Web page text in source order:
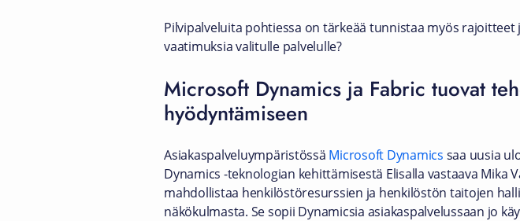
Pilvipalveluita pohtiessa on tärkeää tunnistaa myös
vaatimuksia valitulle palvelulle?
Microsoft Dynamics ja Fabric tuovat
hyödyntämiseen
Asiakaspalveluympäristössä Microsoft Dynamics saa uusia
Dynamics -teknologian kehittämisestä Elisalla vastaava Mika
mahdollistaa henkilöstöresurssien ja henkilöstön taitojen
näkökulmasta. Se sopii Dynamicsia asiakaspalvelussaan jo